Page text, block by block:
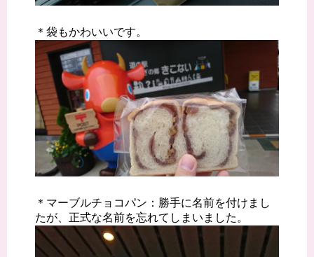
＊袋もかわいいです。
＊マーブルチョコパン：勝手に名前を付けまし
たが、正式な名前を忘れてしまいました。